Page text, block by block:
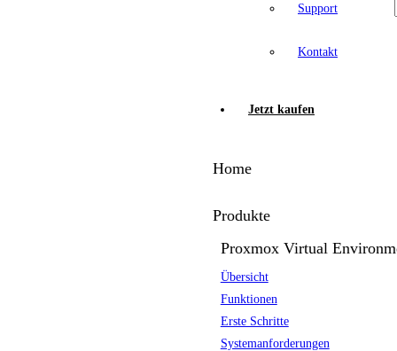
Support
Kontakt
Jetzt kaufen
Home
Produkte
Proxmox Virtual
Übersicht
Funktionen
Erste Schritte
Systemanforderungen